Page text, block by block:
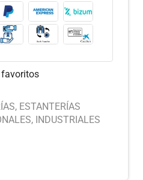
, ESTANTERÍAS
, INDUSTRIALES